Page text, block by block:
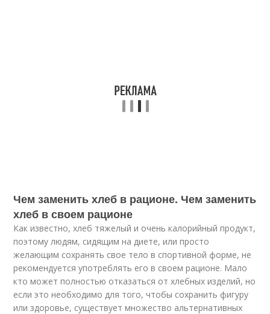
Чем заменить хлеб в рационе. Чем заменить
хлеб в своем рационе
Как известно, хлеб тяжелый и очень калорийный продукт,
поэтому людям, сидящим на диете, или просто
желающим сохранять свое тело в спортивной форме, не
рекомендуется употреблять его в своем рационе. Мало
кто может полностью отказаться от хлебных изделий, но
если это необходимо для того, чтобы сохранить фигуру
или здоровье, существует множество альтернативных